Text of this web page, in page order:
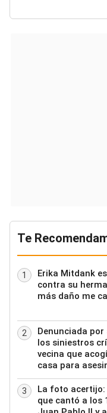
Te
1
Erika Mitdank
contra su
más daño me
2
Denunciada
los siniestros
vecina que
casa para
3
La foto acertijo:
que cantó a los